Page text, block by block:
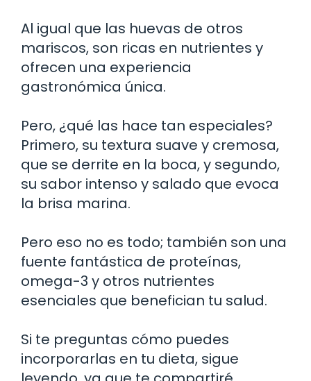
Al igual que las huevas de otros
mariscos, son ricas en nutrientes y
ofrecen una experiencia
gastronómica única.
Pero, ¿qué las hace tan especiales?
Primero, su textura suave y cremosa,
que se derrite en la boca, y segundo,
su sabor intenso y salado que evoca
la brisa marina.
Pero eso no es todo; también son una
fuente fantástica de proteínas,
omega-3 y otros nutrientes
esenciales que benefician tu salud.
Si te preguntas cómo puedes
incorporarlas en tu dieta, sigue